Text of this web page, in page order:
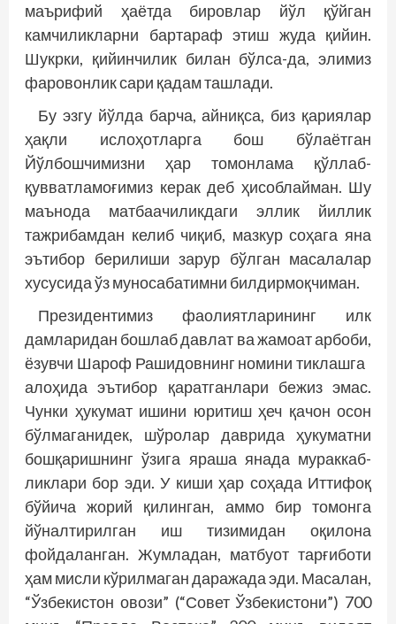
маърифий ҳаётда бировлар йўл қўйган
камчиликларни бартараф этиш жуда қийин.
Шукрки, қи­йинчилик билан бўлса-да, элимиз
фаровонлик сари қадам ташлади.
Бу эзгу йўлда барча, айниқса, биз қариялар
ҳақли ислоҳотларга бош бўлаётган
Йўлбошчимизни ҳар томонлама қўллаб-
қувватламоғимиз керак деб ҳисоблайман. Шу
маънода матбаачиликдаги эллик йиллик
тажрибамдан келиб чиқиб, мазкур соҳага яна
эътибор берилиши зарур бўлган масалалар
хусусида ўз муносабатимни билдирмоқчиман.
Президентимиз фаолиятларининг илк
дамларидан бошлаб давлат ва жамоат арбоби,
ёзувчи Шароф Рашидовнинг номини тиклашга
алоҳида эътибор қаратганлари бежиз эмас.
Чунки ҳукумат ишини юритиш ҳеч қачон осон
бўлмаганидек, шўролар даврида ҳукуматни
бошқаришнинг ўзига яраша янада мураккаб­
ликлари бор эди. У киши ҳар соҳада Иттифоқ
бўйича жорий қилинган, аммо бир томонга
йўналтирилган иш тизимидан оқилона
фойдаланган. Жумладан, матбуот тарғиботи
ҳам мисли кўрилмаган даражада эди. Масалан,
“Ўзбекистон овози” (“Совет Ўзбекистони”) 700